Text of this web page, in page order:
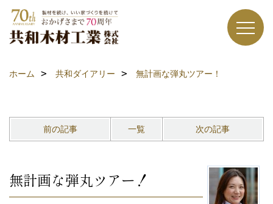
ホーム 共和ダイアリー 無計画な弾丸ツアー！
前の記事 一覧 次の記事
無計画な弾丸ツアー！